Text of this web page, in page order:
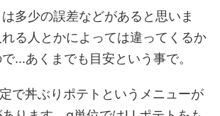
多少の誤差などがあると思いま
る人とかによっては違ってくるか
...あくまでも目安という事で。
で丼ぶりポテトというメニューが